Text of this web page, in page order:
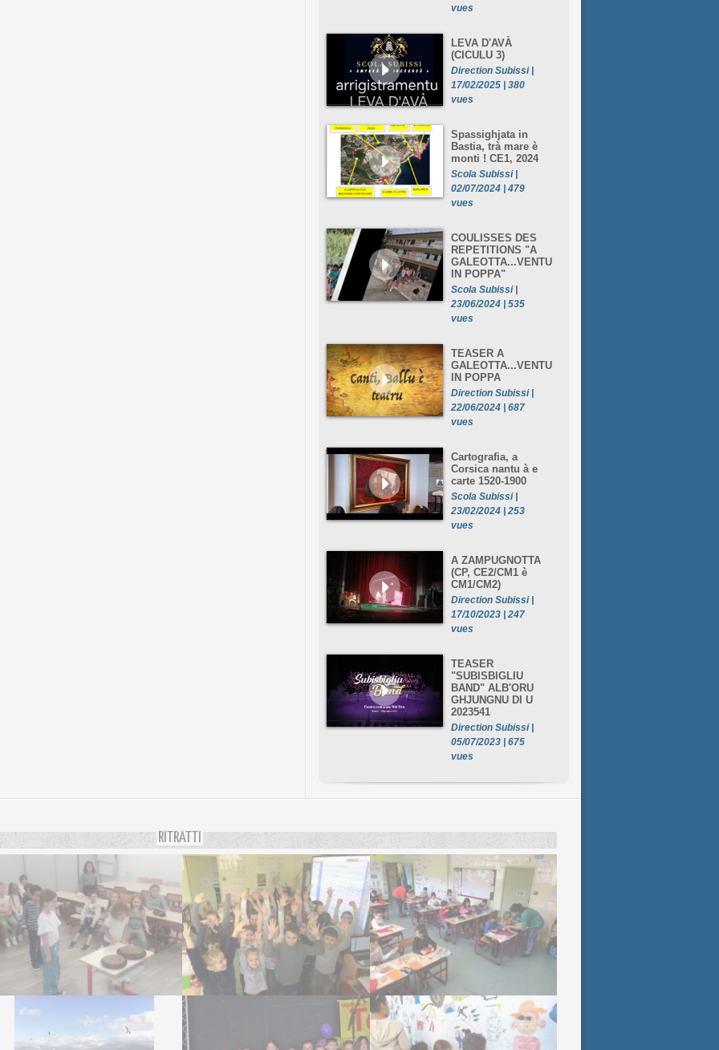
vues
LEVA D'AVÀ
(CICULU 3)
Direction Subissi |
17/02/2025 | 380
vues
Spassighjata in
Bastia, trà mare è
monti ! CE1, 2024
Scola Subissi |
02/07/2024 | 479
vues
COULISSES DES
REPETITIONS "A
GALEOTTA...VENTU
IN POPPA"
Scola Subissi |
23/06/2024 | 535
vues
TEASER A
GALEOTTA...VENTU
IN POPPA
Direction Subissi |
22/06/2024 | 687
vues
Cartografia, a
Corsica nantu à e
carte 1520-1900
Scola Subissi |
23/02/2024 | 253
vues
A ZAMPUGNOTTA
(CP, CE2/CM1 è
CM1/CM2)
Direction Subissi |
17/10/2023 | 247
vues
TEASER
"SUBISBIGLIU
BAND" ALB'ORU
GHJUNGNU DI U
2023541
Direction Subissi |
05/07/2023 | 675
vues
RITRATTI